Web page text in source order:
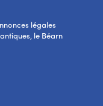
légales
le Béarn